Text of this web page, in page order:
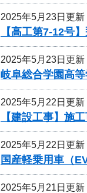
2025年5月23日更新
【高工第7-12号
2025年5月23日更新
岐阜総合学園高
2025年5月22日更新
【建設工事】施
2025年5月22日更新
国産軽乗用車（
2025年5月21日更新